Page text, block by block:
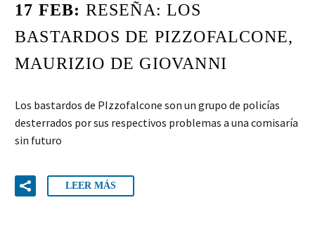
17 FEB: RESEÑA: LOS
BASTARDOS DE PIZZOFALCONE,
MAURIZIO DE GIOVANNI
Los bastardos de PIzzofalcone son un grupo de policías
desterrados por sus respectivos problemas a una comisaría
sin futuro
LEER MÁS